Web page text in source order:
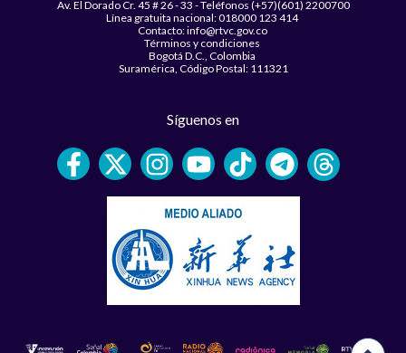
Av. El Dorado Cr. 45 # 26 - 33 - Teléfonos (+57)(601) 2200700
Línea gratuita nacional: 018000 123 414
Contacto: info@rtvc.gov.co
Términos y condiciones
Bogotá D.C., Colombia
Suramérica, Código Postal: 111321
Síguenos en